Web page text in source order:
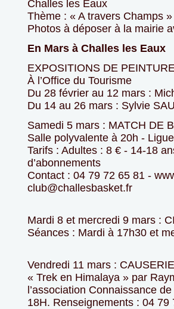
Challes les Eaux
Thème : « A travers Champs »
Photos à déposer à la mairie
En Mars à Challes les Eaux
EXPOSITIONS DE
À l’Office du Tourisme
Du 28 février au 12 mars :
Du 14 au 26 mars : Sylvie
Samedi 5 mars : MATCH DE
Salle polyvalente à 20h -
Tarifs : Adultes : 8 € - 14-18
d’abonnements
Contact : 04 79 72 65 81 -
club@challesbasket.fr
Mardi 8 et mercredi 9 mars :
Séances : Mardi à 17h30 et
Vendredi 11 mars :
« Trek en Himalaya » par
l’association Connaissance
18H. Renseignements : 04 79